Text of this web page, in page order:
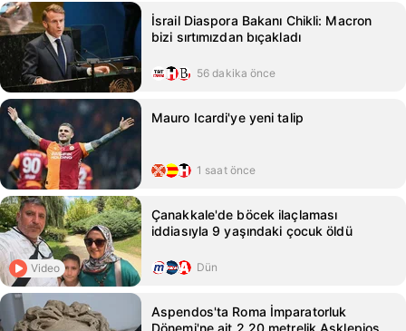
İsrail Diaspora Bakanı Chikli: Macron
bizi sırtımızdan bıçakladı
56 dakika önce
Mauro Icardi'ye yeni talip
1 saat önce
Video
Çanakkale'de böcek ilaçlaması
iddiasıyla 9 yaşındaki çocuk öldü
Dün
Aspendos'ta Roma İmparatorluk
Dönemi'ne ait 2,20 metrelik Asklepios